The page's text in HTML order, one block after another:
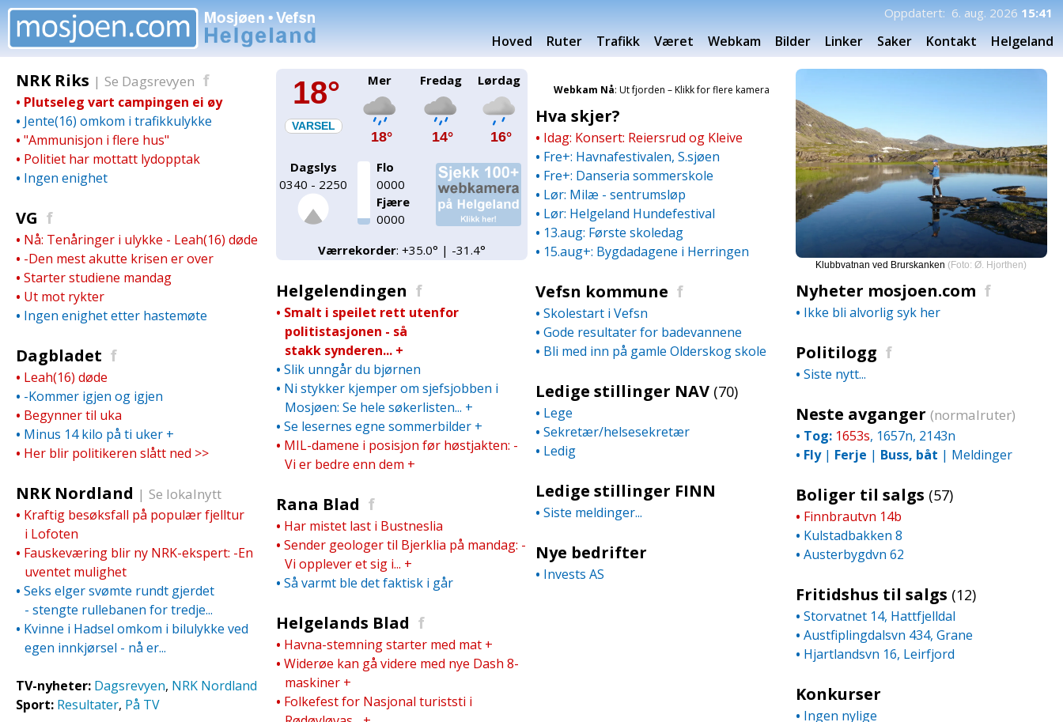
Hopp
innhold
Oppdatert: 6. aug. 2026 15:41
Hoved Ruter Trafikk Været Webkam Bilder Linker Saker Kontakt Helgeland
NRK Riks | Se Dagsrevyen f
• Plutseleg vart campingen ei øy
• Jente(16) omkom i trafikkulykke
• "Ammunisjon i flere hus"
• Politiet har mottatt lydopptak
• Ingen enighet
VG f
• Nå: Tenåringer i ulykke - Leah(16) døde
• -Den mest akutte krisen er over
• Starter studiene mandag
• Ut mot rykter
• Ingen enighet etter hastemøte
Dagbladet f
• Leah(16) døde
• -Kommer igjen og igjen
• Begynner til uka
• Minus 14 kilo på ti uker +
• Her blir politikeren slått ned >>
NRK Nordland | Se lokalnytt
• Kraftig besøksfall på populær fjelltur
i Lofoten
• Fauskeværing blir ny NRK-ekspert: -En
uventet mulighet
• Seks elger svømte rundt gjerdet
- stengte rullebanen for tredje...
• Kvinne i Hadsel omkom i bilulykke ved
egen innkjørsel - nå er...
TV-nyheter: Dagsrevyen, NRK Nordland
Sport: Resultater, På TV
18°
VARSEL
Mer
18°
Fredag
14°
Lørdag
16°
Dagslys
0340 - 2250
Flo
0000
Fjære
0000
Værrekorder: +35.0° | -31.4°
Helgelendingen f
• Smalt i speilet rett utenfor
politistasjonen - så
stakk synderen...+
• Slik unngår du bjørnen
• Ni stykker kjemper om sjefsjobben i
Mosjøen: Se hele søkerlisten... +
• Se lesernes egne sommerbilder+
• MIL-damene i posisjon før høstjakten: -
Vi er bedre enn dem +
Rana Blad f
• Har mistet last i Bustneslia
• Sender geologer til Bjerklia på mandag: -
Vi opplever et sig i... +
• Så varmt ble det faktisk i går
Helgelands Blad f
• Havna-stemning starter med mat+
• Widerøe kan gå videre med nye Dash 8-
maskiner+
• Folkefest for Nasjonal turiststi i
Webkam Nå: Ut fjorden – Klikk for flere kamera
Hva skjer?
• Idag: Konsert: Reiersrud og Kleive
• Fre+: Havnafestivalen, S.sjøen
• Fre+: Danseria sommerskole
• Lør: Milæ - sentrumsløp
• Lør: Helgeland Hundefestival
• 13.aug: Første skoledag
• 15.aug+: Bygdadagene i Herringen
Vefsn kommune f
• Skolestart i Vefsn
• Gode resultater for badevannene
• Bli med inn på gamle Olderskog skole
Ledige stillinger NAV (70)
• Lege
• Sekretær/­helsesekretær
• Ledig
Ledige stillinger FINN
• Siste meldinger...
Nye bedrifter
• Invests AS
Klubbvatnan ved Brurskanken (Foto: Ø. Hjorthen)
Nyheter mosjoen.com f
• Ikke bli alvorlig syk her
Politilogg f
• Siste nytt...
Neste avganger (normalruter)
• Tog: 1653s, 1657n, 2143n
• Fly| Ferje | Buss, båt | Meldinger
Boliger til salgs (57)
• Finnbrautvn 14b
• Kulstadbakken 8
• Austerbygdvn 62
Fritidshus til salgs (12)
• Storvatnet 14, Hattfjelldal
• Austfiplingdalsvn 434, Grane
• Hjartlandsvn 16, Leirfjord
Konkurser
• Ingen nylige